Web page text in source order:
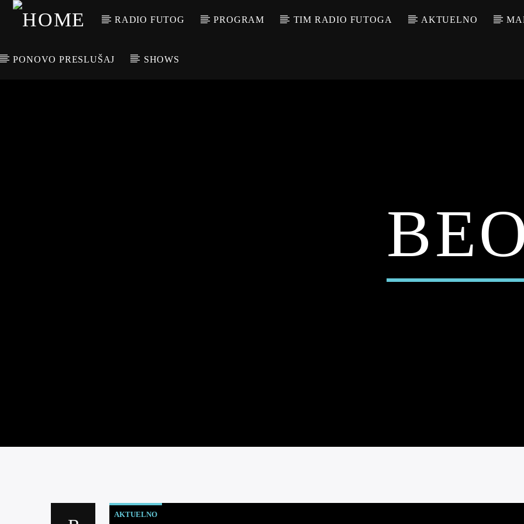
RADIO FUTOG PROGRAM TIM RADIO FUTOGA AKTUELNO
PONOVO PRESLUŠAJ SHOWS
AKTUELNO